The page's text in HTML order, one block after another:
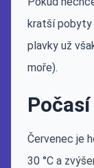
kratší
plavky už
moře).
Červenec je
30 °C a